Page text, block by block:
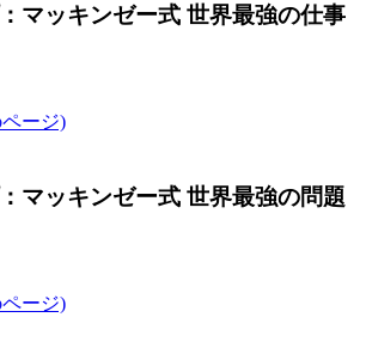
マッキンゼー式 世界最強の仕事
ージ)
マッキンゼー式 世界最強の問題
ージ)